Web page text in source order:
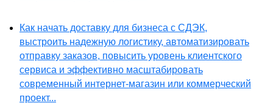
Как начать доставку для бизнеса с СДЭК,
выстроить надежную логистику, автоматизировать
отправку заказов, повысить уровень клиентского
сервиса и эффективно масштабировать
современный интернет-магазин или коммерческий
проект...